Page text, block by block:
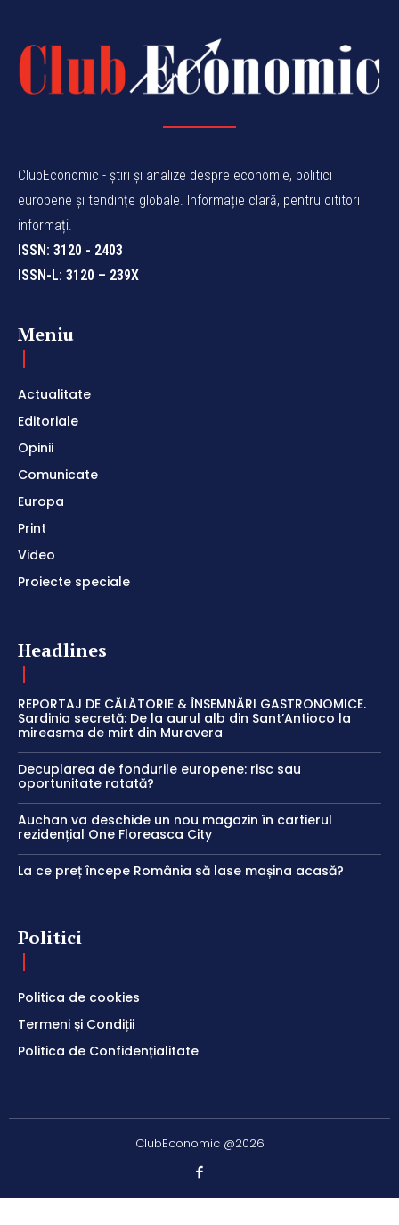
ClubEconomic - știri și analize despre economie, politici
europene și tendințe globale. Informație clară, pentru cititori
informați.
ISSN: 3120 - 2403
ISSN-L: 3120 – 239X
Meniu
Actualitate
Editoriale
Opinii
Comunicate
Europa
Print
Video
Proiecte speciale
Headlines
REPORTAJ DE CĂLĂTORIE & ÎNSEMNĂRI GASTRONOMICE.
Sardinia secretă: De la aurul alb din Sant’Antioco la
mireasma de mirt din Muravera
Decuplarea de fondurile europene: risc sau
oportunitate ratată?
Auchan va deschide un nou magazin în cartierul
rezidențial One Floreasca City
La ce preț începe România să lase mașina acasă?
Politici
Politica de cookies
Termeni și Condiții
Politica de Confidențialitate
ClubEconomic @2026